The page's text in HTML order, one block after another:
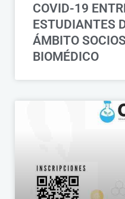
COVID-19
ESTUDIANTES
ÁMBITO
BIOMÉDICO